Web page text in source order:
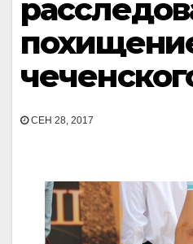
СЕН 28, 2017